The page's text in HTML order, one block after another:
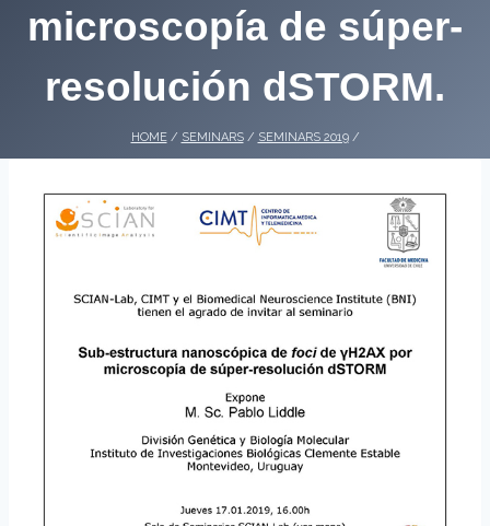
microscopía de súper-
resolución dSTORM.
HOME / SEMINARS / SEMINARS 2019 /